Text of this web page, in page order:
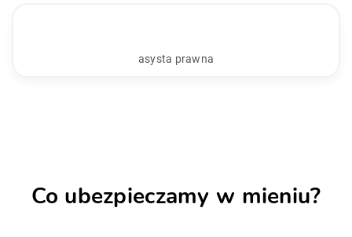
asysta prawna
Co ubezpieczamy w mieniu?